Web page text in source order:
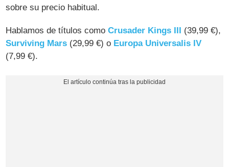
sobre su precio habitual.
Hablamos de títulos comoCrusader Kings III (39,99 €),
Surviving Mars (29,99 €) o Europa Universalis IV
(7,99 €).